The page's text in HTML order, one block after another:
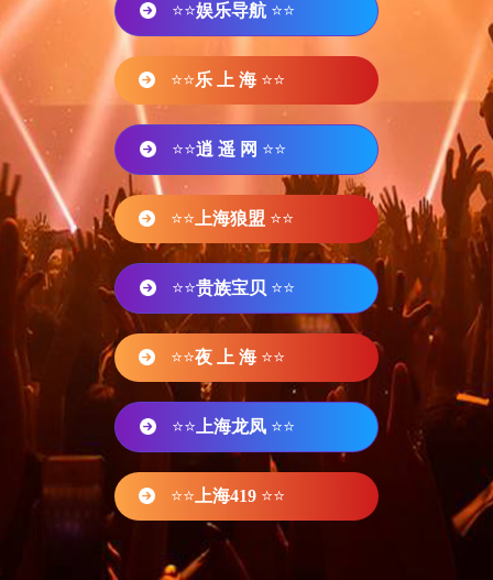
⭐⭐娱乐导航 ⭐⭐
⭐⭐乐 上 海 ⭐⭐
⭐⭐逍 遥 网 ⭐⭐
⭐⭐ 上海狼盟 ⭐⭐
⭐⭐贵族宝贝 ⭐⭐
⭐⭐夜 上 海 ⭐⭐
⭐⭐ 上海龙凤 ⭐⭐
⭐⭐ 上海419 ⭐⭐